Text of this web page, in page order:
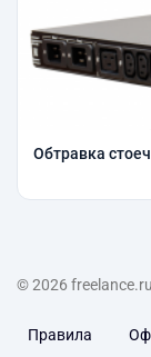
Обтравка
© 2026 freelance.ru
Правила